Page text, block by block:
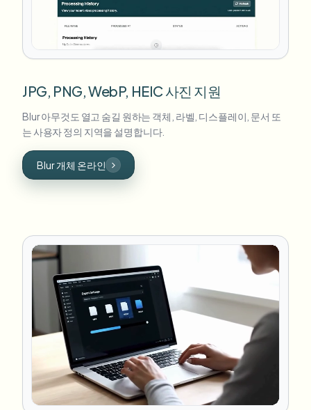
JPG, PNG, WebP, HEIC 사진 지원
Blur 아무것도 열고 숨길 원하는 객체, 라벨, 디스플레이, 문서 또
는 사용자 정의 지역을 설명합니다.
Blur 개체 온라인